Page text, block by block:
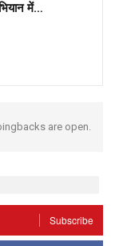
में…
are open.
Subscribe